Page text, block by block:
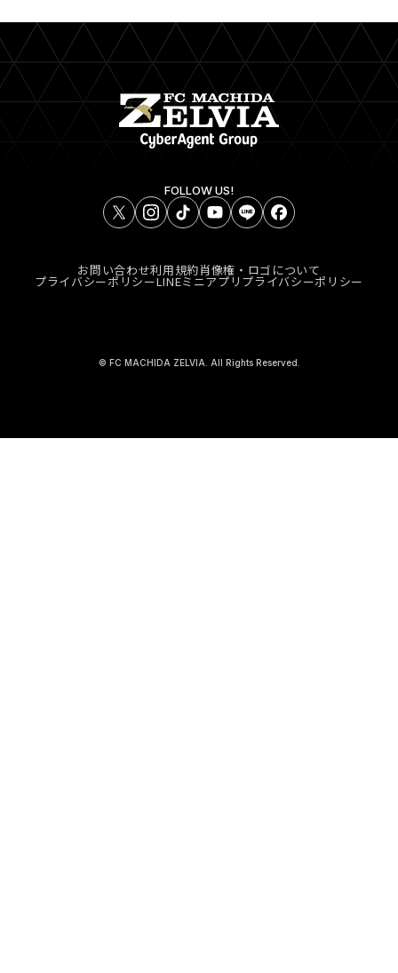
FOLLOW US!
お問い合わせ利用規約肖像権・ロゴについて
プライバシーポリシーLINEミニアプリプライバシーポリシー
© FC MACHIDA ZELVIA. All Rights Reserved.